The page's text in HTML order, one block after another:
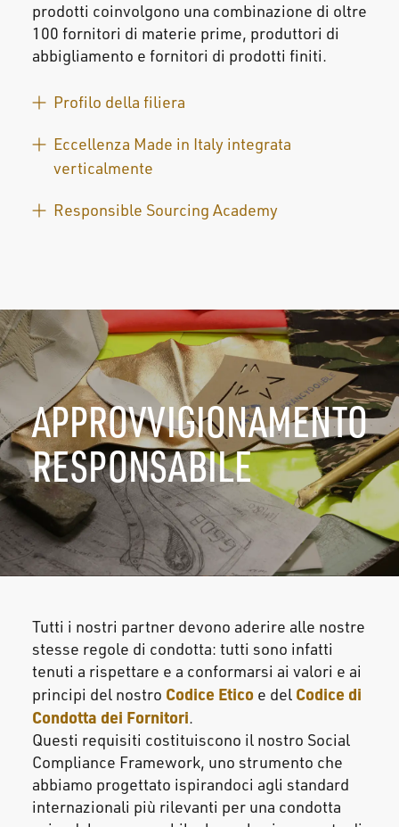
prodotti coinvolgono una combinazione di oltre
100 fornitori di materie prime, produttori di
abbigliamento e fornitori di prodotti finiti.
Profilo della filiera
Eccellenza Made in Italy integrata
verticalmente
Responsible Sourcing Academy
APPROVVIGIONAMENTO
RESPONSABILE
Tutti i nostri partner devono aderire alle nostre
stesse regole di condotta: tutti sono infatti
tenuti a rispettare e a conformarsi ai valori e ai
principi del nostro Codice Etico e del Codice di
Condotta dei Fornitori.
Questi requisiti costituiscono il nostro Social
Compliance Framework, uno strumento che
abbiamo progettato ispirandoci agli standard
internazionali più rilevanti per una condotta